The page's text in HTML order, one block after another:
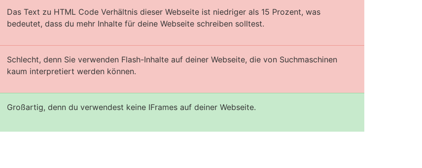
Das Text zu HTML Code Verhältnis dieser Webseite ist niedriger als 15 Prozent, was
bedeutet, dass du mehr Inhalte für deine Webseite schreiben solltest.
Schlecht, denn Sie verwenden Flash-Inhalte auf deiner Webseite, die von Suchmaschinen
kaum interpretiert werden können.
Großartig, denn du verwendest keine IFrames auf deiner Webseite.